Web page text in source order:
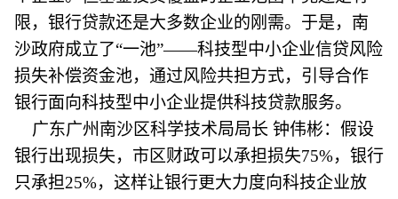
限，银行贷款还是大多数企业的刚需。于是，南
沙政府成立了“一池”——科技型中小企业信贷风险
损失补偿资金池，通过风险共担方式，引导合作
银行面向科技型中小企业提供科技贷款服务。
广东广州南沙区科学技术局局长 钟伟彬：假设
银行出现损失，市区财政可以承担损失75%，银行
只承担25%，这样让银行更大力度向科技企业放